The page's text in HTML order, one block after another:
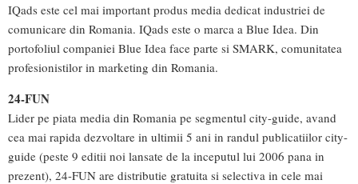
IQads este cel mai important produs media dedicat industriei de
comunicare din Romania. IQads este o marca a Blue Idea. Din
portofoliul companiei Blue Idea face parte si SMARK, comunitatea
profesionistilor in marketing din Romania.
24-FUN
Lider pe piata media din Romania pe segmentul city-guide, avand
cea mai rapida dezvoltare in ultimii 5 ani in randul publicatiilor city-
guide (peste 9 editii noi lansate de la inceputul lui 2006 pana in
prezent), 24-FUN are distributie gratuita si selectiva in cele mai